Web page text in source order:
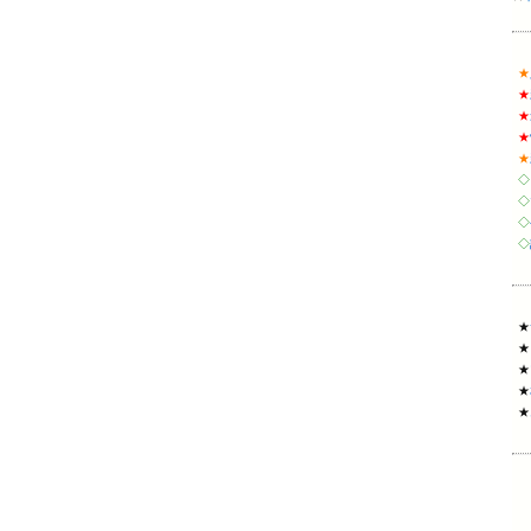
★
★
★
★
★
◇
◇
◇
◇
★
★
★
★
★